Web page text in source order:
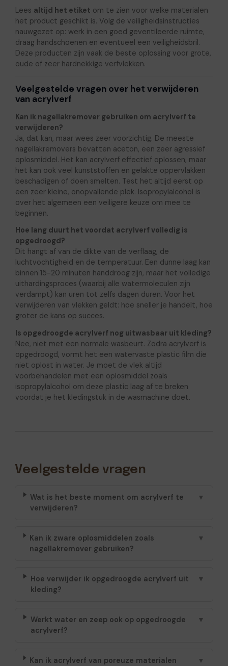
Lees altijd het etiket om te zien voor welke materialen
het product geschikt is. Volg de veiligheidsinstructies
nauwgezet op: werk in een goed geventileerde ruimte,
draag handschoenen en eventueel een veiligheidsbril.
Deze producten zijn vaak de beste oplossing voor grote,
oude of zeer hardnekkige verfvlekken.
Veelgestelde vragen over het verwijderen
van acrylverf
Kan ik nagellakremover gebruiken om acrylverf te
verwijderen?
Ja, dat kan, maar wees zeer voorzichtig. De meeste
nagellakremovers bevatten aceton, een zeer agressief
oplosmiddel. Het kan acrylverf effectief oplossen, maar
het kan ook veel kunststoffen en gelakte oppervlakken
beschadigen of doen smelten. Test het altijd eerst op
een zeer kleine, onopvallende plek. Isopropylalcohol is
over het algemeen een veiligere keuze om mee te
beginnen.
Hoe lang duurt het voordat acrylverf volledig is
opgedroogd?
Dit hangt af van de dikte van de verflaag, de
luchtvochtigheid en de temperatuur. Een dunne laag kan
binnen 15-20 minuten handdroog zijn, maar het volledige
uithardingsproces (waarbij alle watermoleculen zijn
verdampt) kan uren tot zelfs dagen duren. Voor het
verwijderen van vlekken geldt: hoe sneller je handelt, hoe
groter de kans op succes.
Is opgedroogde acrylverf nog uitwasbaar uit kleding?
Nee, niet met een normale wasbeurt. Zodra acrylverf is
opgedroogd, vormt het een watervaste plastic film die
niet oplost in water. Je moet de vlek altijd
voorbehandelen met een oplosmiddel zoals
isopropylalcohol om deze plastic laag af te breken
voordat je het kledingstuk in de wasmachine doet.
Veelgestelde vragen
Wat is het beste moment om acrylverf te
verwijderen?
▼
Kan ik zware oplosmiddelen zoals
nagellakremover gebruiken?
▼
Hoe verwijder ik opgedroogde acrylverf uit
kleding?
▼
Werkt water en zeep ook op opgedroogde
acrylverf?
▼
Kan ik acrylverf van poreuze materialen
▼